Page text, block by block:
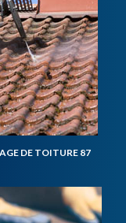
DE TOITURE 87